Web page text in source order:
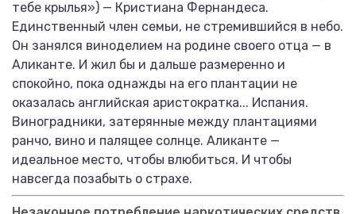
тебе крылья») — Кристиана Фернандеса.
Единственный член семьи, не стремившийся в небо.
Он занялся виноделием на родине своего отца — в
Аликанте. И жил бы и дальше размеренно и
спокойно, пока однажды на его плантации не
оказалась английская аристократка... Испания.
Виноградники, затерянные между плантациями
ранчо, вино и палящее солнце. Аликанте —
идеальное место, чтобы влюбиться. И чтобы
навсегда позабыть о страхе.